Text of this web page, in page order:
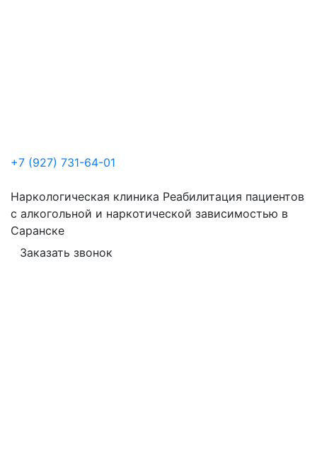
+7 (927) 731-64-01
Наркологическая клиника Реабилитация пациентов
с алкогольной и наркотической зависимостью в
Саранске
Заказать звонок